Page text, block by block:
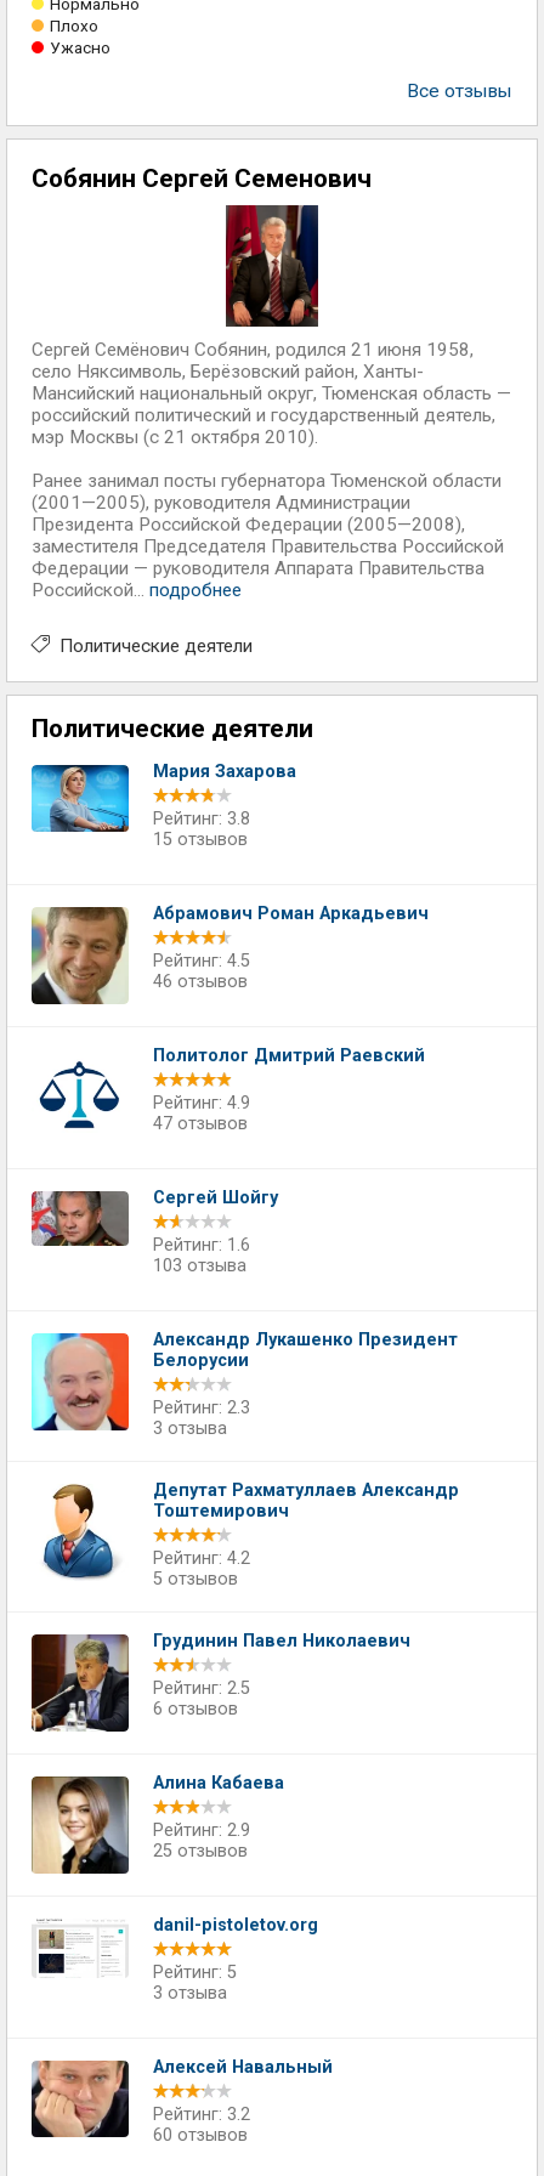
Плохо
Ужасно
Все отзывы
Собянин Сергей Семенович
Сергей Семёнович Собянин, родился 21 июня 1958,
село Няксимволь, Берёзовский район, Ханты-
Мансийский национальный округ, Тюменская область —
российский политический и государственный деятель,
мэр Москвы (с 21 октября 2010).
Ранее занимал посты губернатора Тюменской области
(2001—2005), руководителя Администрации
Президента Российской Федерации (2005—2008),
заместителя Председателя Правительства Российской
Федерации — руководителя Аппарата Правительства
Российской... подробнее
Политические деятели
Политические деятели
Мария Захарова
Рейтинг: 3.8
15 отзывов
Абрамович Роман Аркадьевич
Рейтинг: 4.5
46 отзывов
Политолог Дмитрий Раевский
Рейтинг: 4.9
47 отзывов
Сергей Шойгу
Рейтинг: 1.6
103 отзыва
Александр Лукашенко Президент
Белорусии
Рейтинг: 2.3
3 отзыва
Депутат Рахматуллаев Александр
Тоштемирович
Рейтинг: 4.2
5 отзывов
Грудинин Павел Николаевич
Рейтинг: 2.5
6 отзывов
Алина Кабаева
Рейтинг: 2.9
25 отзывов
danil-pistoletov.org
Рейтинг: 5
3 отзыва
Алексей Навальный
Рейтинг: 3.2
60 отзывов